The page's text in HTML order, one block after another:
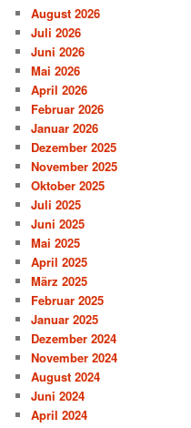
August 2026
Juli 2026
Juni 2026
Mai 2026
April 2026
Februar 2026
Januar 2026
Dezember 2025
November 2025
Oktober 2025
Juli 2025
Juni 2025
Mai 2025
April 2025
März 2025
Februar 2025
Januar 2025
Dezember 2024
November 2024
August 2024
Juni 2024
April 2024